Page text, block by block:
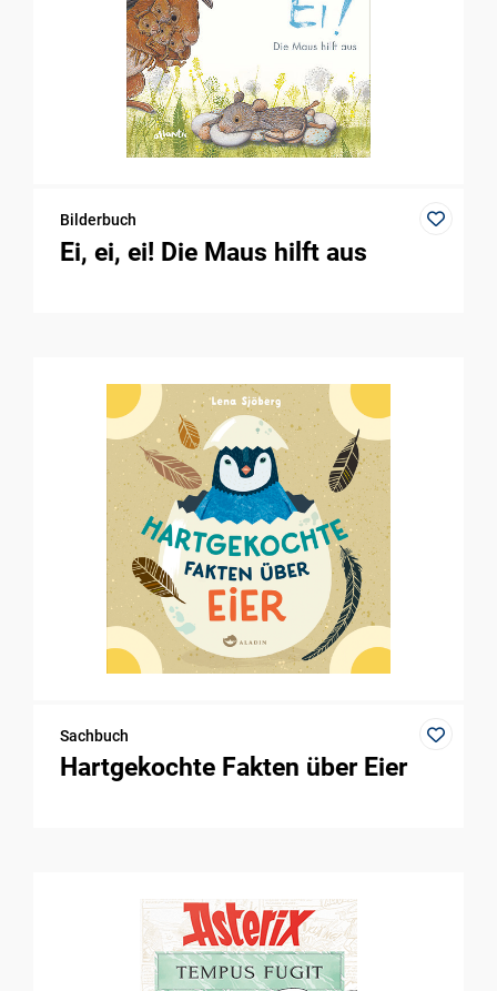
Bilderbuch
Ei, ei, ei! Die Maus hilft aus
Sachbuch
Hartgekochte Fakten über Eier